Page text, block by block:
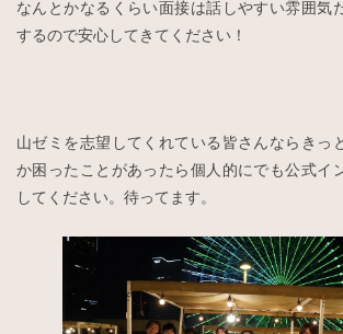
なんとかなるくらい面接は話しやすい雰囲気
するので安心してきてください！
山ゼミを志望してくれている皆さんならきっ
か困ったことがあったら個人的にでも公式イ
してください。待ってます。